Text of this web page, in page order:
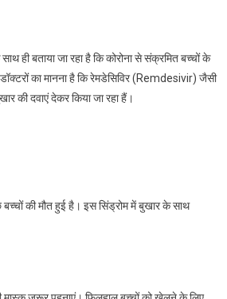
ही बताया जा रहा है कि कोरोना से संक्रमित बच्चों के
का मानना है कि रेमडेसिविर (Remdesivir) जैसी
की दवाएं देकर किया जा रहा हैं।
बच्चों की मौत हुई है। इस सिंड्रोम में बुखार के साथ